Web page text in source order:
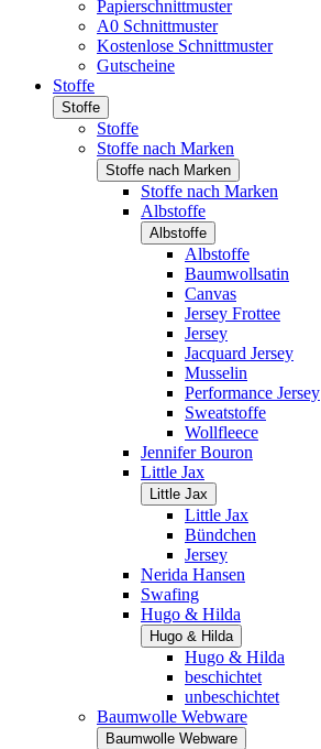
Papierschnittmuster
A0 Schnittmuster
Kostenlose Schnittmuster
Gutscheine
Stoffe
Stoffe
Stoffe
Stoffe nach Marken
Stoffe nach Marken
Stoffe nach Marken
Albstoffe
Albstoffe
Albstoffe
Baumwollsatin
Canvas
Jersey Frottee
Jersey
Jacquard Jersey
Musselin
Performance Jersey
Sweatstoffe
Wollfleece
Jennifer Bouron
Little Jax
Little Jax
Little Jax
Bündchen
Jersey
Nerida Hansen
Swafing
Hugo & Hilda
Hugo & Hilda
Hugo & Hilda
beschichtet
unbeschichtet
Baumwolle Webware
Baumwolle Webware